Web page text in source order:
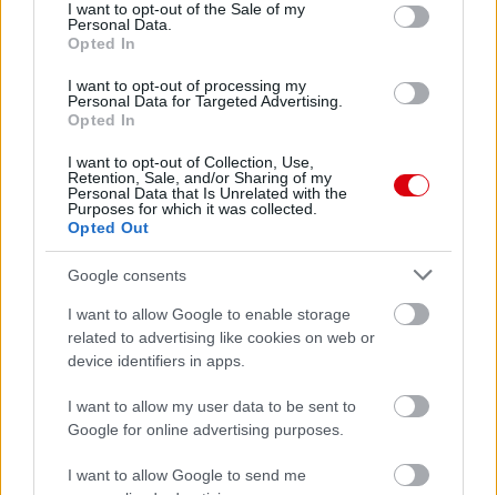
I want to opt-out of the Sale of my
Personal Data.
Opted In
I want to opt-out of processing my
Personal Data for Targeted Advertising.
Opted In
I want to opt-out of Collection, Use,
Retention, Sale, and/or Sharing of my
Personal Data that Is Unrelated with the
Purposes for which it was collected.
Opted Out
Google consents
I want to allow Google to enable storage
related to advertising like cookies on web or
device identifiers in apps.
I want to allow my user data to be sent to
Google for online advertising purposes.
I want to allow Google to send me
Manchester United
Felkészülési szezon 4. mérkőzés
2026-08-08 17:00
Leeds UnitedvsManchester United2026-08-12 20:30
Támogatás
a ManUtdFanatics.hu működését!